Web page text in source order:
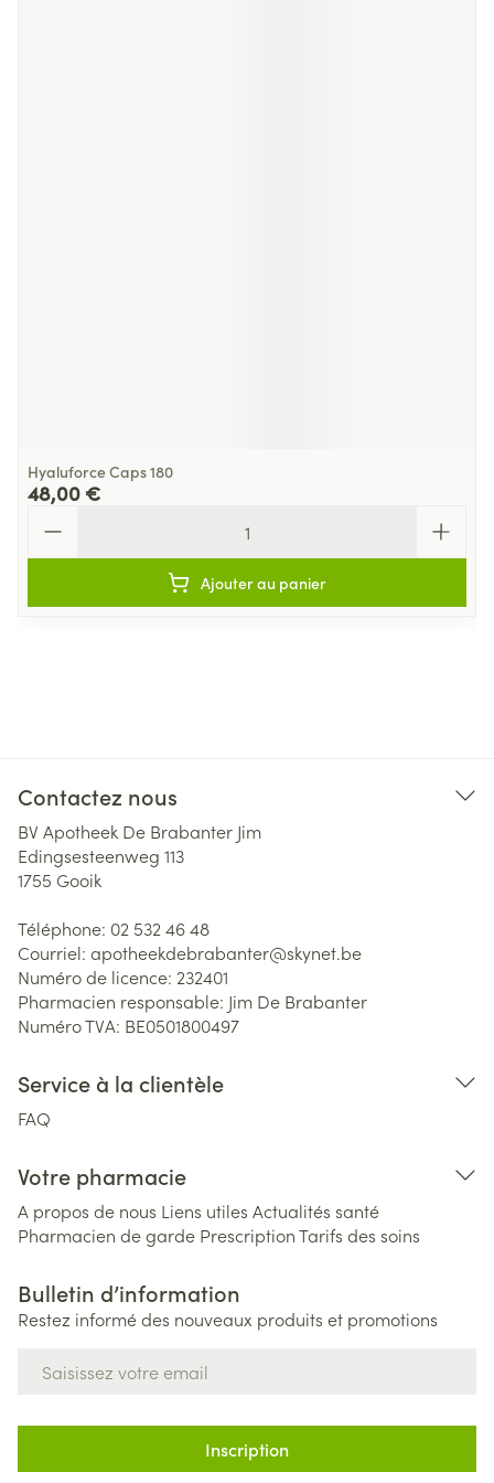
Hyaluforce Caps 180
48,00 €
Ajouter au panier
Contactez nous
BV Apotheek De Brabanter Jim
Edingsesteenweg 113
1755 Gooik
Téléphone: 02 532 46 48
Courriel: apotheekdebrabanter@skynet.be
Numéro de licence: 232401
Pharmacien responsable: Jim De Brabanter
Numéro TVA: BE0501800497
Service à la clientèle
FAQ
Votre pharmacie
A propos de nous Liens utiles Actualités santé
Pharmacien de garde PrescriptionTarifs des soins
Bulletin d’information
Restez informé des nouveaux produits et promotions
Inscription